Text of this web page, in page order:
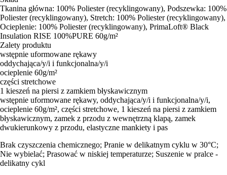
Tkanina główna: 100% Poliester (recyklingowany), Podszewka: 100%
Poliester (recyklingowany), Stretch: 100% Poliester (recyklingowany),
Ocieplenie: 100% Poliester (recyklingowany), PrimaLoft® Black
Insulation RISE 100%PURE 60g/m²
Zalety produktu
wstępnie uformowane rękawy
oddychająca/y/i i funkcjonalna/y/i
ocieplenie 60g/m²
części stretchowe
1 kieszeń na piersi z zamkiem błyskawicznym
wstępnie uformowane rękawy, oddychająca/y/i i funkcjonalna/y/i,
ocieplenie 60g/m², części stretchowe, 1 kieszeń na piersi z zamkiem
błyskawicznym, zamek z przodu z wewnętrzną klapą, zamek
dwukierunkowy z przodu, elastyczne mankiety i pas
Brak czyszczenia chemicznego; Pranie w delikatnym cyklu w 30°C;
Nie wybielać; Prasować w niskiej temperaturze; Suszenie w pralce -
delikatny cykl